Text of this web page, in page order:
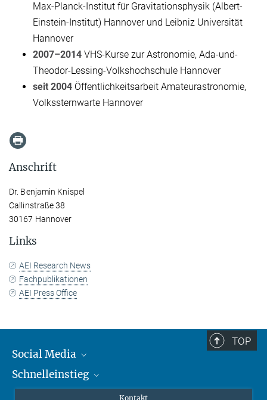
Max-Planck-Institut für Gravitationsphysik (Albert-
Einstein-Institut) Hannover und Leibniz Universität
Hannover
2007–2014 VHS-Kurse zur Astronomie, Ada-und-
Theodor-Lessing-Volkshochschule Hannover
seit 2004 Öffentlichkeitsarbeit Amateurastronomie,
Volkssternwarte Hannover
Anschrift
Dr. Benjamin Knispel
Callinstraße 38
30167 Hannover
Links
AEI Research News
Fachpublikationen
AEI Press Office
TOP
Social Media
Mastodon
Schnelleinstieg
Kontakt